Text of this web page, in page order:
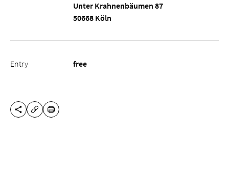
Unter Krahnenbäumen 87
50668 Köln
Entry free
SHARE THIS PAGE
COPY URL
PRINT